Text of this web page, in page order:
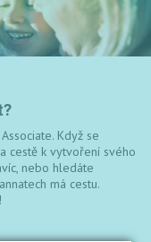
Když se
cestě k vytvoření svého
nebo hledáte
má cestu.